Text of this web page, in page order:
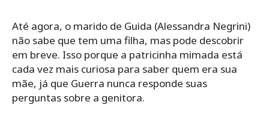
Até agora, o marido de Guida (Alessandra Negrini)
não sabe que tem uma filha, mas pode descobrir
em breve. Isso porque a patricinha mimada está
cada vez mais curiosa para saber quem era sua
mãe, já que Guerra nunca responde suas
perguntas sobre a genitora.